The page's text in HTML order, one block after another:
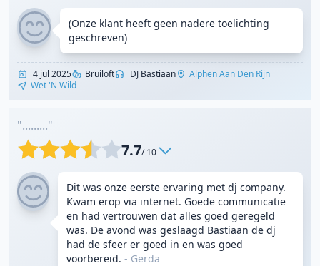
(Onze klant heeft geen nadere toelichting
geschreven)
4 jul 2025 Bruiloft DJ Bastiaan
Alphen Aan Den Rijn
Wet 'n Wild
"........."
7.7/ 10
Dit was onze eerste ervaring met dj company.
Kwam erop via internet. Goede communicatie
en had vertrouwen dat alles goed geregeld
was. De avond was geslaagd Bastiaan de dj
had de sfeer er goed in en was goed
voorbereid. - Gerda